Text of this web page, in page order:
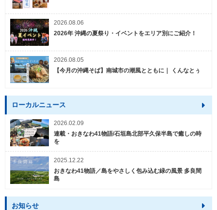
2026.08.06
2026年 沖縄の夏祭り・イベントをエリア別にご紹介！
2026.08.05
【今月の沖縄そば】南城市の潮風とともに｜ くんなとぅ
ローカルニュース
2026.02.09
連載・おきなわ41物語/石垣島北部平久保半島で癒しの時
を
2025.12.22
おきなわ41物語／島をやさしく包み込む緑の風景 多良間
島
お知らせ